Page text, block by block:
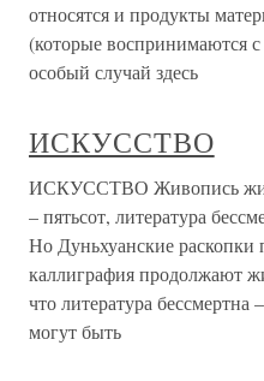
относятся и продукты
(которые воспринимаются с
особый случай здесь
ИСКУССТВО
ИСКУССТВО Живопись
– пятьсот, литература
Но Дуньхуанские раскопки
каллиграфия продолжают
что литература
могут быть